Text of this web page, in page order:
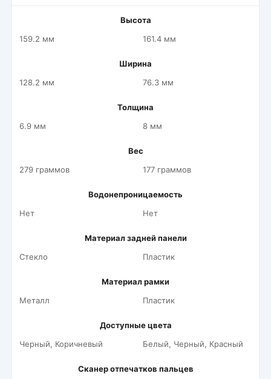
Высота
159.2 мм
161.4 мм
Ширина
128.2 мм
76.3 мм
Толщина
6.9 мм
8 мм
Вес
279 граммов
177 граммов
Водонепроницаемость
Нет
Нет
Материал задней панели
Стекло
Пластик
Материал рамки
Металл
Пластик
Доступные цвета
Черный, Коричневый
Белый, Черный, Красный
Сканер отпечатков пальцев